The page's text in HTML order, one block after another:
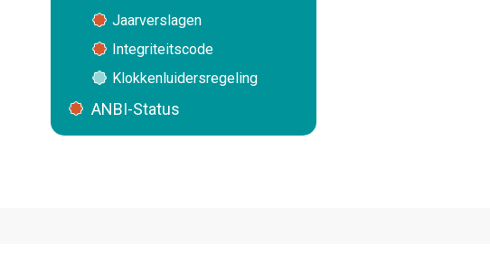
Jaarverslagen
Integriteitscode
Klokkenluidersregeling
ANBI-Status